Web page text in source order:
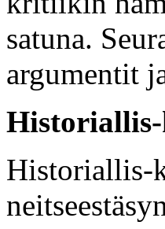
satuna.
argumentit
Historiallis-